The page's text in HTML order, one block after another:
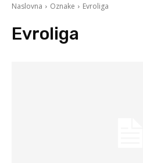
Naslovna Oznake Evroliga
Evroliga